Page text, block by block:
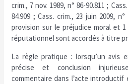
crim., 7 nov. 1989, n° 86-90.811 ;
84.909 ; Cass. crim., 23 juin 2009,
provision sur le préjudice moral et
réputationnel sont accordés à titre
La règle pratique : lorsqu’un avis
précise et conclusion
commentaire dans l’acte